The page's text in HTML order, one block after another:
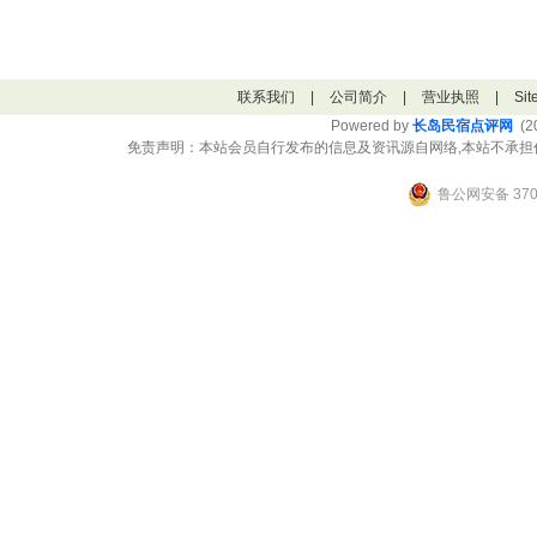
联系我们 公司简介 营业执照
Powered by 长岛民宿点评网
免责声明：本站会员自行发布的信息及资讯源自网络,本站不承
鲁公网安备